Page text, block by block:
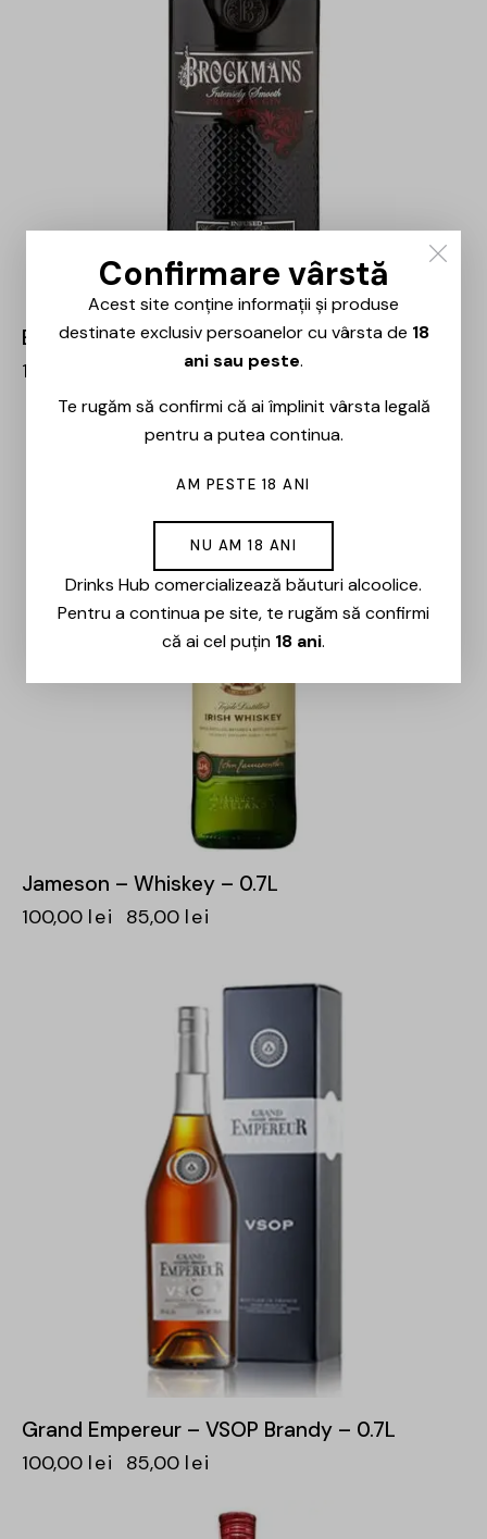
Brockmans – Gin – 0.7L
157,00 133,00lei
Jameson – Whiskey – 0.7L
100,00 lei 85,00 lei
Grand Empereur – VSOP Brandy – 0.7L
100,00 lei 85,00 lei
Confirmare vârstă
Acest site conține informații și produse
destinate exclusiv persoanelor cu vârsta de 18
ani sau peste.
Te rugăm să confirmi că ai împlinit vârsta legală
pentru a putea continua.
AM PESTE 18 ANI
NU AM 18 ANI
Drinks Hub comercializează băuturi alcoolice.
Pentru a continua pe site, te rugăm să confirmi
că ai cel puțin 18 ani.